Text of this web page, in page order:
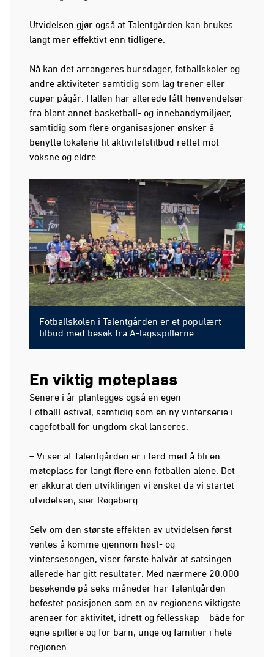
Utvidelsen gjør også at Talentgården kan brukes
langt mer effektivt enn tidligere.
Nå kan det arrangeres bursdager, fotballskoler og
andre aktiviteter samtidig som lag trener eller
cuper pågår. Hallen har allerede fått henvendelser
fra blant annet basketball- og innebandymiljøer,
samtidig som flere organisasjoner ønsker å
benytte lokalene til aktivitetstilbud rettet mot
voksne og eldre.
Fotballskolen i Talentgården er et populært
tilbud med besøk fra A-lagsspillerne.
En viktig møteplass
Senere i år planlegges også en egen
FotballFestival, samtidig som en ny vinterserie i
cagefotball for ungdom skal lanseres.
– Vi ser at Talentgården er i ferd med å bli en
møteplass for langt flere enn fotballen alene. Det
er akkurat den utviklingen vi ønsket da vi startet
utvidelsen, sier Røgeberg.
Selv om den største effekten av utvidelsen først
ventes å komme gjennom høst- og
vintersesongen, viser første halvår at satsingen
allerede har gitt resultater. Med nærmere 20.000
besøkende på seks måneder har Talentgården
befestet posisjonen som en av regionens viktigste
arenaer for aktivitet, idrett og fellesskap – både for
egne spillere og for barn, unge og familier i hele
regionen.